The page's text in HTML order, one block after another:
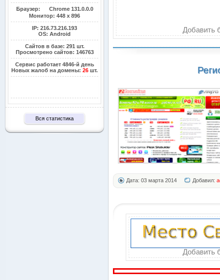
Браузер:
Chrome 131.0.0.0
Монитор: 448 x 896
IP: 216.73.216.193
OS: Android
Сайтов в базе: 291 шт.
Просмотрено сайтов: 146763
Сервис работает 4846-й день
Новых жалоб на домены: 26 шт.
Вся статистика
Добавить
Дата: 03 марта 2014 Добавил:
Добавить